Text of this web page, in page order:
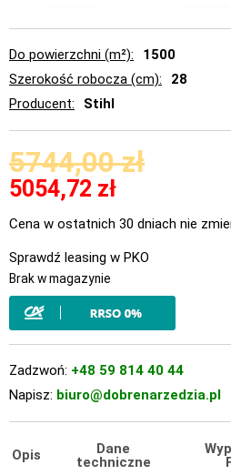
Do powierzchni (m²)
1500
Szerokość robocza (cm)
28
Producent
Stihl
5744,00zł
5054,72 zł
Cena w ostatnich 30 dniach nie
Sprawdź leasing w PKO
Brak w magazynie
Zadzwoń: +48 59 814 40 44
Napisz: biuro@dobrenarzedzia.pl
Opis
Dane
techniczne